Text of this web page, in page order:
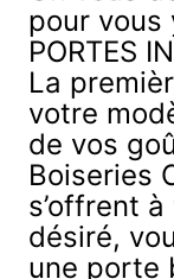
pour vous
PORTES
La
votre
de vos
Boiseries
s’offrent
désiré,
une porte